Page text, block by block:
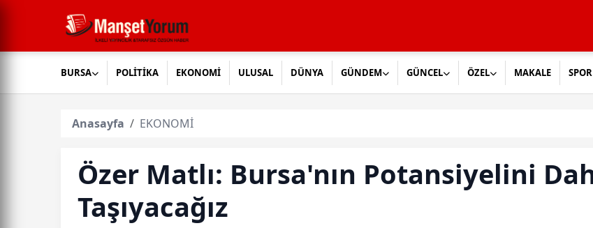
BURSA POLİTİKA EKONOMİ ULUSAL DÜNYA GÜNDEM GÜNCEL ÖZEL MAKALE SPOR
Anasayfa EKONOMİ
Özer Matlı: Bursa'nın Potansiyelini
Taşıyacağız